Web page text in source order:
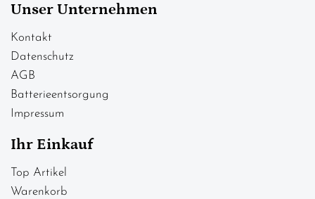
Unser Unternehmen
Kontakt
Datenschutz
AGB
Batterieentsorgung
Impressum
Ihr Einkauf
Top Artikel
Warenkorb